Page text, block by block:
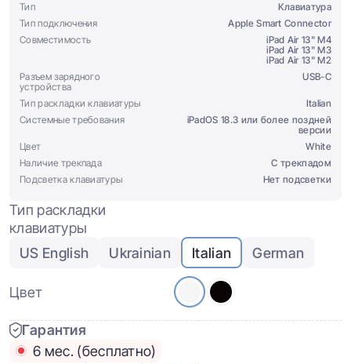
Тип
Клавиатура
Тип подключения
Apple Smart Connector
Совместимость
iPad Air 13" M4
iPad Air 13" M3
iPad Air 13" M2
Разъем зарядного
устройства
USB-C
Тип раскладки клавиатуры
Italian
Системные требования
iPadOS 18.3 или более поздней
версии
Цвет
White
Наличие трекпада
С трекпадом
Подсветка клавиатуры
Нет подсветки
Тип раскладки
клавиатуры
US English
Ukrainian Italian German
Цвет
Гарантия
6 мес. (бесплатно)